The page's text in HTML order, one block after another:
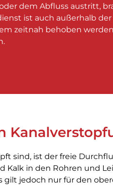
dem Abfluss austritt,
ist auch außerhalb
zeitnah behoben
sind, ist der freie
Kalk in den Rohren und
jedoch nur für den